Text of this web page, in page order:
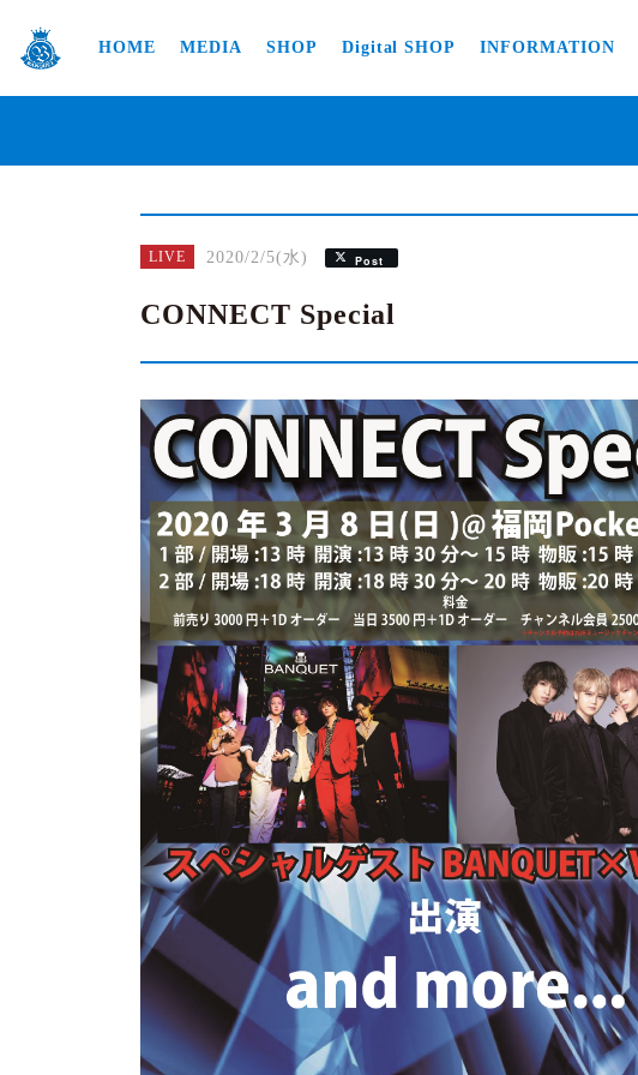
HOME MEDIA SHOP Digital SHOP INFORMATION
LIVE 2020/2/5(水) Post
CONNECT Special